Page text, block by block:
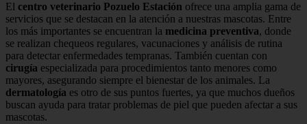
El centro veterinario Pozuelo Estación ofrece una amplia gama de
servicios que se destacan en la atención a nuestras mascotas. Entre
los más importantes se encuentran la medicina preventiva, donde
se realizan chequeos regulares, vacunaciones y análisis de rutina
para detectar enfermedades tempranas. También cuentan con
cirugía especializada para procedimientos tanto menores como
mayores, asegurando siempre el bienestar de los animales. La
dermatología es otro de sus puntos fuertes, ya que muchos dueños
buscan ayuda para tratar problemas de piel que pueden afectar a sus
mascotas.